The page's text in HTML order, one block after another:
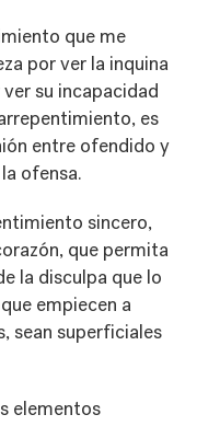
que me
por ver la inquina
su incapacidad
es
entre ofendido y
ofensa.
sincero,
que permita
la disculpa que lo
empiecen a
sean superficiales
elementos